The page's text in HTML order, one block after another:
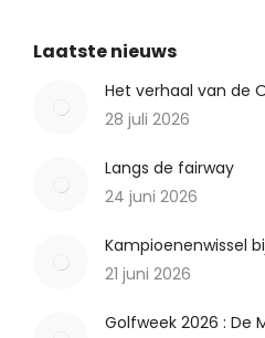
Laatste nieuws
Het verhaal van de
28 juli 2026
Langs de fairway
24 juni 2026
Kampioenenwissel
21 juni 2026
Golfweek 2026 : De